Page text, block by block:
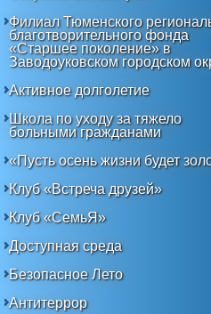
Филиал Тюменского
благотворительного фонда
«Старшее поколение» в
Заводоуковском городском
Активное долголетие
Школа по уходу за тяжело
больными гражданами
«Пусть осень жизни будет
Клуб «Встреча друзей»
Клуб «СемьЯ»
Доступная среда
Безопасное Лето
Антитеррор